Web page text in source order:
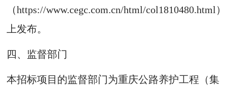
（https://www.cegc.com.cn/html/col1810480.html）
上发布。
四、监督部门
本招标项目的监督部门为重庆公路养护工程（集